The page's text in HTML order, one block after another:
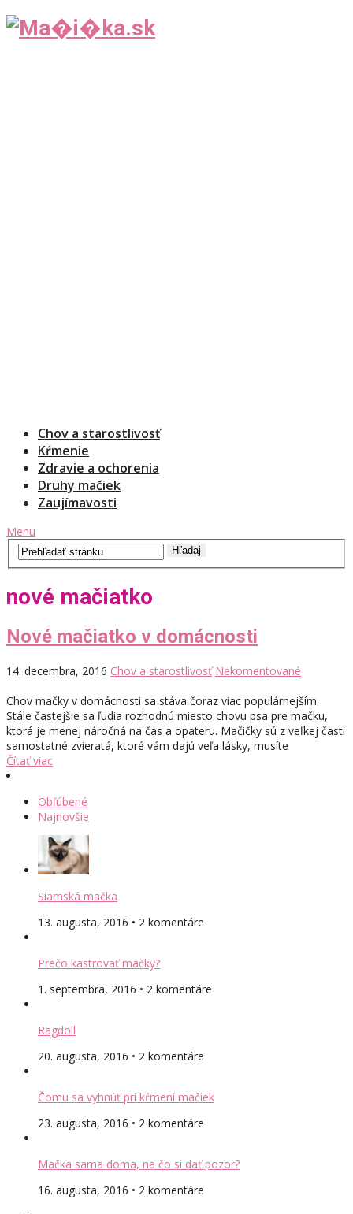
Chov a starostlivosť
Kŕmenie
Zdravie a ochorenia
Druhy mačiek
Zaujímavosti
Menu
nové mačiatko
Nové mačiatko v domácnosti
14. decembra, 2016 Chov a starostlivosť Nekomentované
Chov mačky v domácnosti sa stáva čoraz viac populárnejším.
Stále častejšie sa ľudia rozhodnú miesto chovu psa pre mačku,
ktorá je menej náročná na čas a opateru. Mačičky sú z veľkej časti
samostatné zvieratá, ktoré vám dajú veľa lásky, musíte
Čítať viac
Obľúbené
Najnovšie
Siamská mačka
13. augusta, 2016 • 2 komentáre
Prečo kastrovať mačky?
1. septembra, 2016 • 2 komentáre
Ragdoll
20. augusta, 2016 • 2 komentáre
Čomu sa vyhnúť pri kŕmení mačiek
23. augusta, 2016 • 2 komentáre
Mačka sama doma, na čo si dať pozor?
16. augusta, 2016 • 2 komentáre